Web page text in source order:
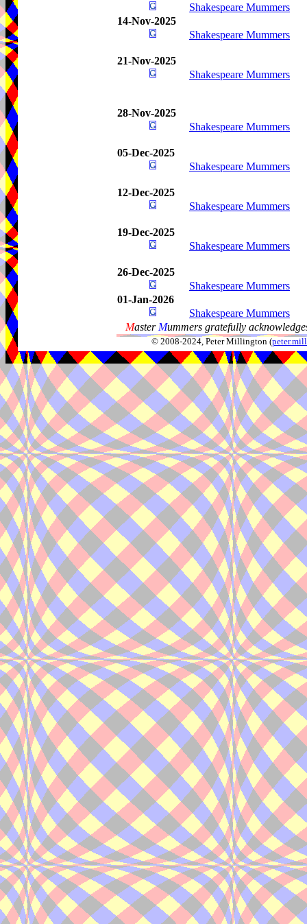
Shakespeare Mummers
14-Nov-2025
Shakespeare Mummers
21-Nov-2025
Shakespeare Mummers
28-Nov-2025
Shakespeare Mummers
05-Dec-2025
Shakespeare Mummers
12-Dec-2025
Shakespeare Mummers
19-Dec-2025
Shakespeare Mummers
26-Dec-2025
Shakespeare Mummers
01-Jan-2026
Shakespeare Mummers
Master Mummers gratefully
© 2008-2024, Peter Millington (